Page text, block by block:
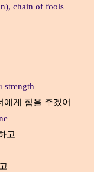
chain of fools
strength
에게 힘을 주겠어
고